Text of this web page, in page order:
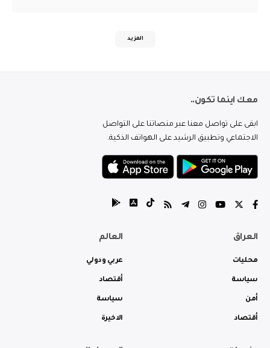
المزيد
معك اينما تكون..
ابقى على تواصل معنا عبر منصاتنا على التواصل
الاجتماعي وتطبيق الرشيد على الهواتف الذكية.
العراق
محليات
سياسة
أمن
أقتصاد
العالم
عربي ودولي
أقتصاد
سياسة
الاخيرة